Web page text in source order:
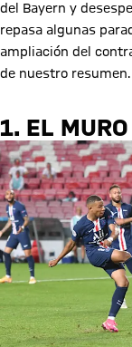
del Bayern y
repasa algunas
ampliación del
de nuestro
1. EL